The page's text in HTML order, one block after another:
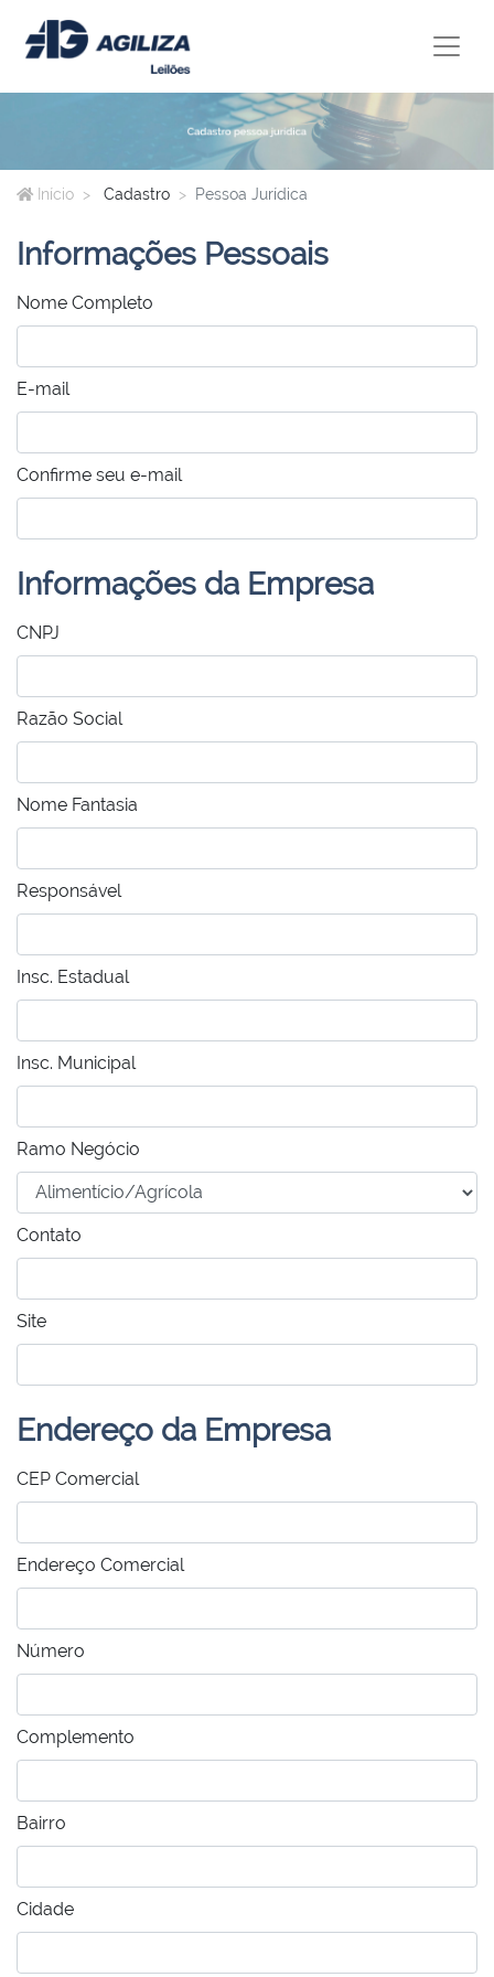
Início Cadastro Pessoa Jurídica
Informações Pessoais
Nome Completo
E-mail
Confirme seu e-mail
Informações da Empresa
CNPJ
Razão Social
Nome Fantasia
Responsável
Insc. Estadual
Insc. Municipal
Ramo Negócio
Contato
Site
Endereço da Empresa
CEP Comercial
Endereço Comercial
Número
Complemento
Bairro
Cidade